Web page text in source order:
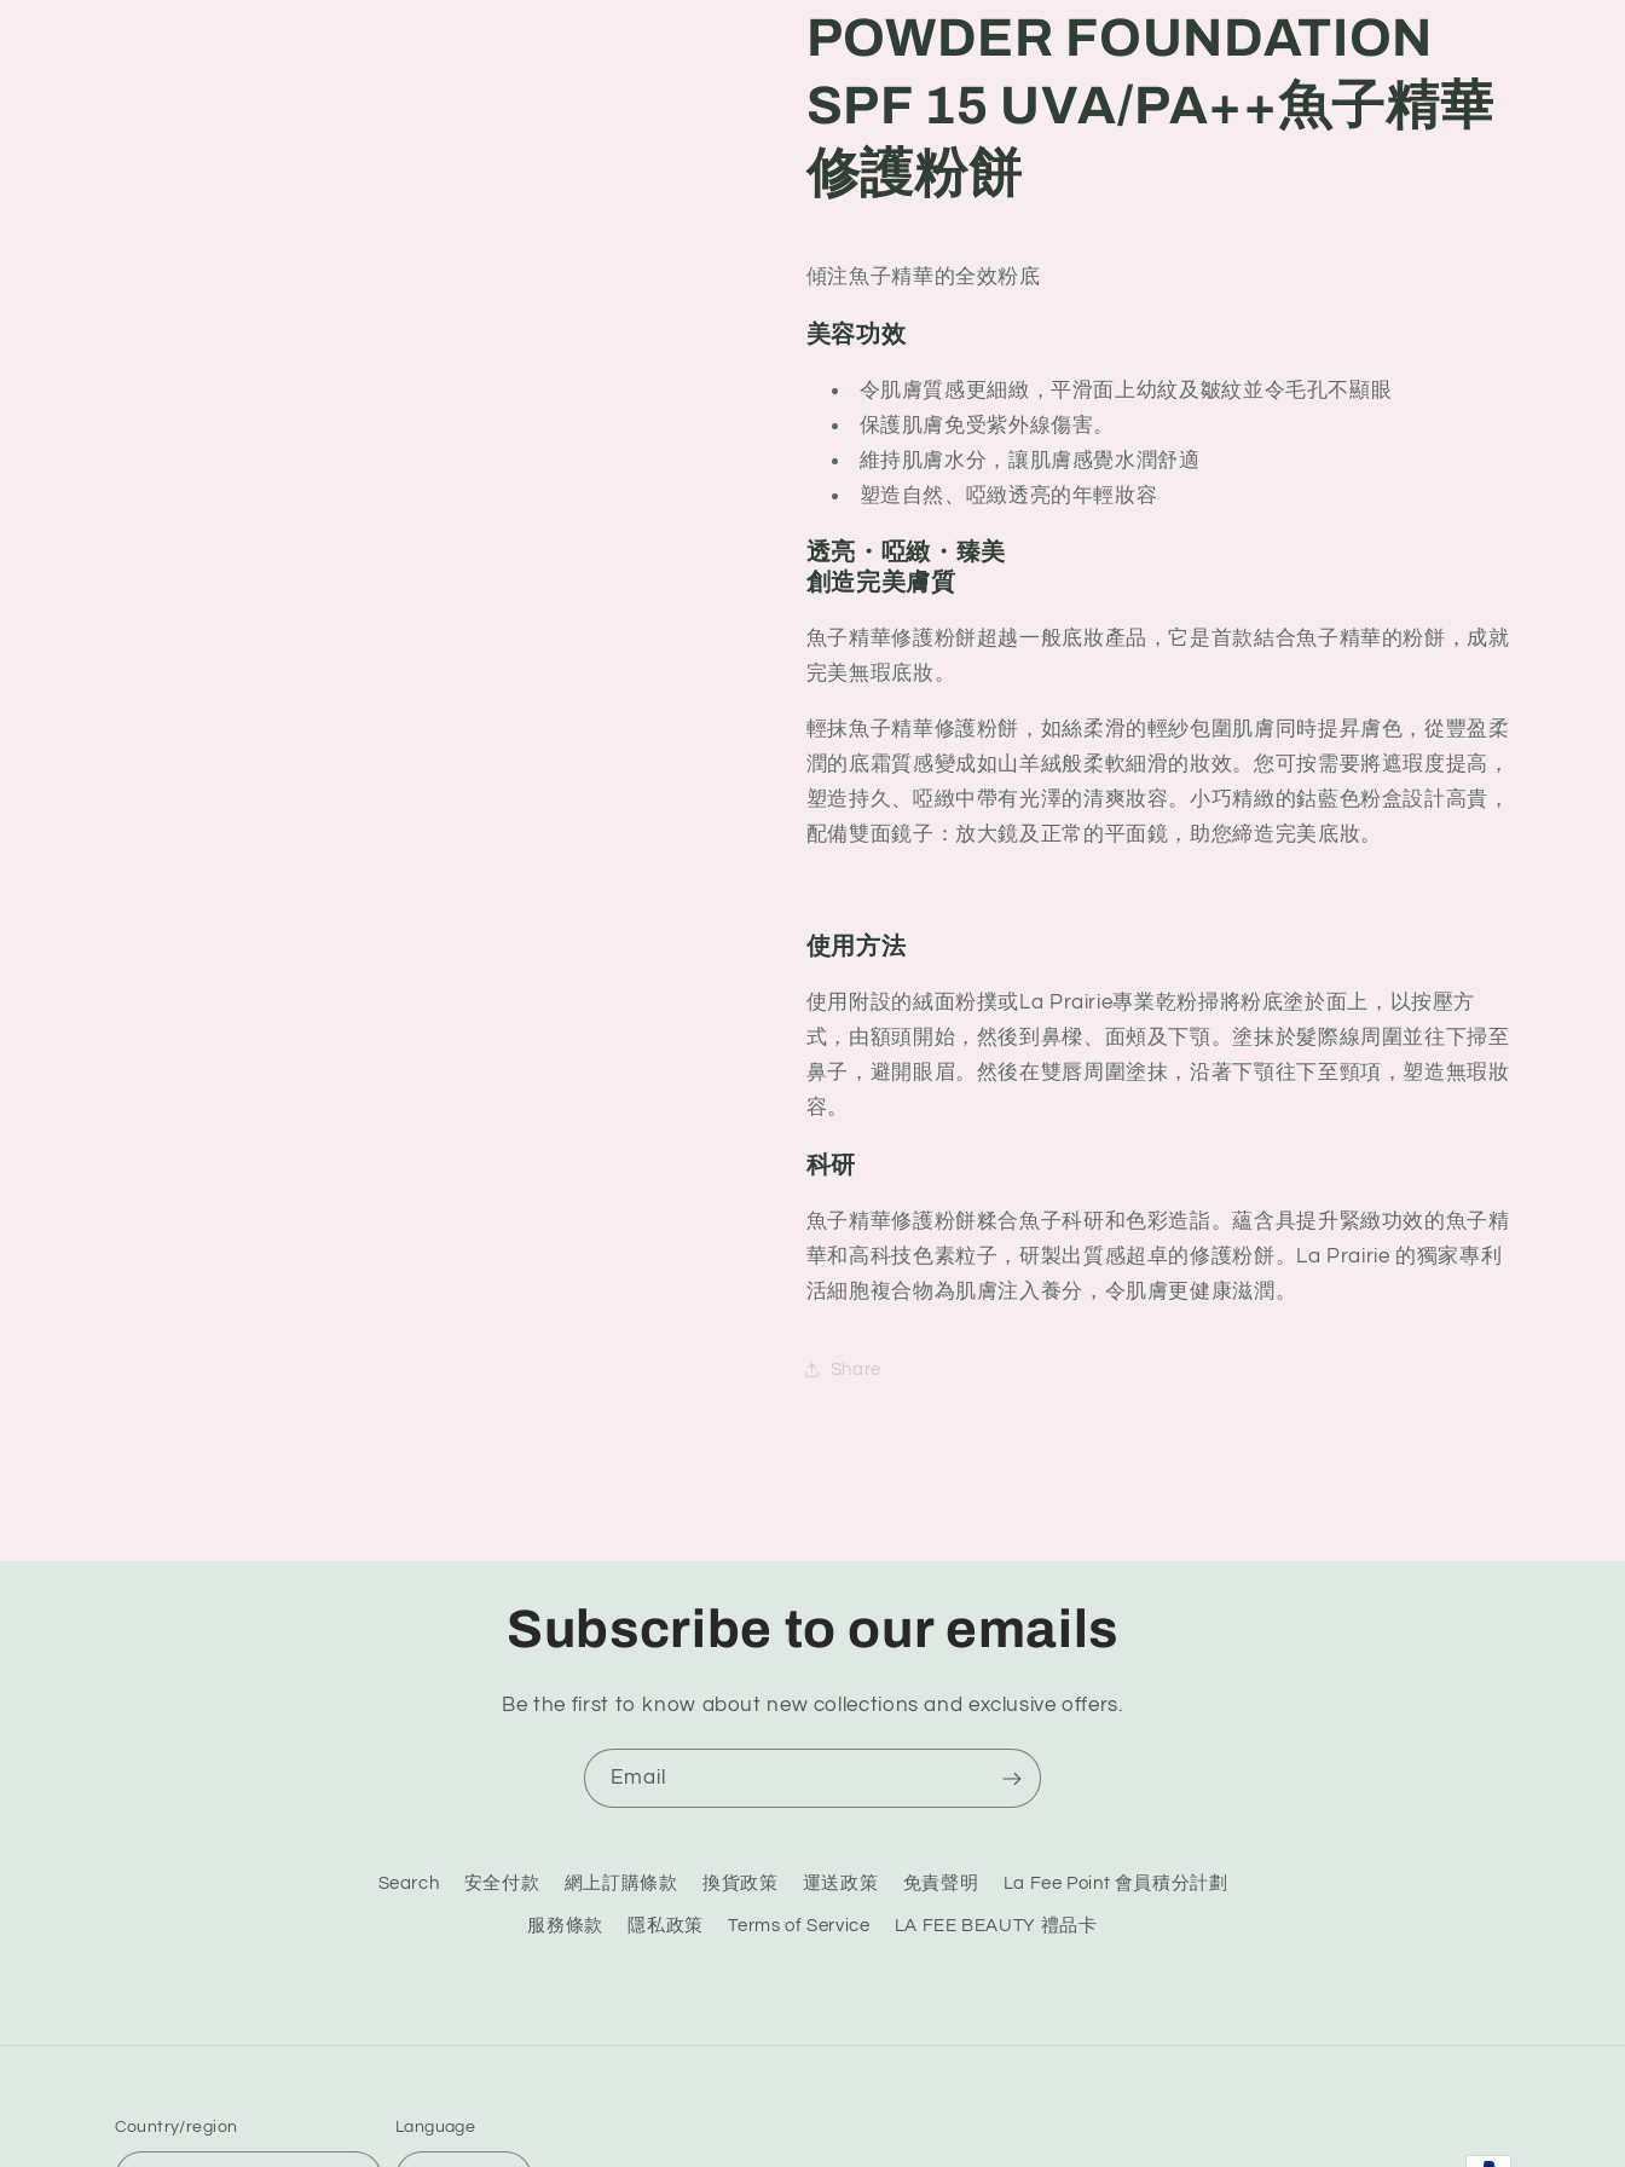
POWDER
FOUNDATION
15
UVA/PA++
魚
子
修
粉
POWDER
FOUNDATION
15
UVA/PA++
魚
子
修
餅
POWDER FOUNDATION
SPF 15 UVA/PA++魚子精華
修護粉餅
傾注魚子精華的全效粉底
美容功效
令肌膚質感更細緻，平滑面上幼紋及皺紋並令毛孔不顯眼
保護肌膚免受紫外線傷害。
維持肌膚水分，讓肌膚感覺水潤舒適
塑造自然、啞緻透亮的年輕妝容
透亮・啞緻・臻美
創造完美膚質
魚子精華修護粉餅超越一般底妝產品，它是首款結合魚子精華的粉餅，成就
完美無瑕底妝。
輕抹魚子精華修護粉餅，如絲柔滑的輕紗包圍肌膚同時提昇膚色，從豐盈柔
潤的底霜質感變成如山羊絨般柔軟細滑的妝效。您可按需要將遮瑕度提高，
塑造持久、啞緻中帶有光澤的清爽妝容。小巧精緻的鈷藍色粉盒設計高貴，
配備雙面鏡子：放大鏡及正常的平面鏡，助您締造完美底妝。
使用方法
使用附設的絨面粉撲或La Prairie專業乾粉掃將粉底塗於面上，以按壓方
式，由額頭開始，然後到鼻樑、面頰及下顎。塗抹於髮際線周圍並往下掃至
鼻子，避開眼眉。然後在雙唇周圍塗抹，沿著下顎往下至頸項，塑造無瑕妝
容。
科研
魚子精華修護粉餅糅合魚子科研和色彩造詣。蘊含具提升緊緻功效的魚子精
華和高科技色素粒子，研製出質感超卓的修護粉餅。La Prairie 的獨家專利
活細胞複合物為肌膚注入養分，令肌膚更健康滋潤。
Share
Subscribe to our emails
Be the first to know about new collections and exclusive offers.
Email
Search 安全付款 網上訂購條款 換貨政策 運送政策 免責聲明 La Fee Point 會員積分計劃
服務條款 隱私政策 Terms of Service LA FEE BEAUTY 禮品卡
Country/region Language